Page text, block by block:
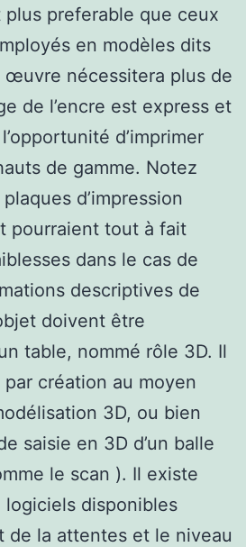
plus preferable que ceux
en modèles dits
œuvre nécessitera plus de
de l’encre est express et
d’imprimer
de gamme. Notez
d’impression
pourraient tout à fait
dans le cas de
descriptives de
doivent être
table, nommé rôle 3D. Il
création au moyen
3D, ou bien
saisie en 3D d’un balle
le scan ). Il existe
disponibles
de la attentes et le niveau